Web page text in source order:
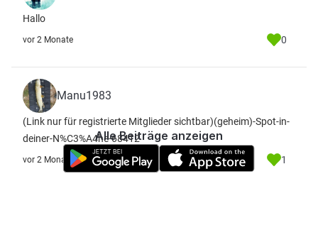
Hallo
vor 2 Monate 0
Manu1983
(Link nur für registrierte Mitglieder sichtbar)(geheim)-Spot-in-
deiner-N%C3%A4he-68412
vor 2 Monate 1
Alle Beiträge anzeigen